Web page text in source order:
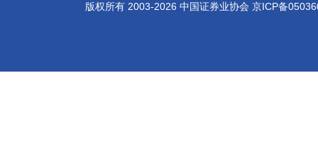
版权所有 2003-2026 中国证券业协会 京ICP备